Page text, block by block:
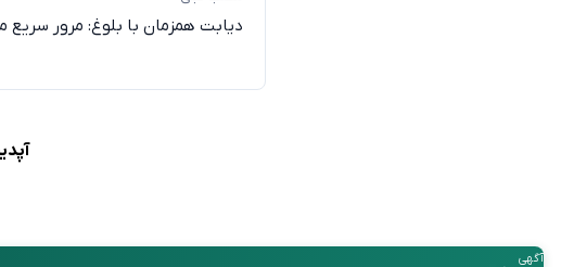
دیابت همزمان با بلوغ: مرور سریع
آگهی